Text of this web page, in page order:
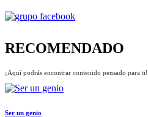
RECOMENDADO
¡Aquí podrás encontrar contenido pensado para ti!
Ser un genio